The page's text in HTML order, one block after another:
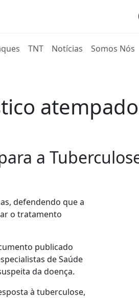
TNT Notícias Somos Nós
a
defendendo que a
o tratamento
publicado
de Saúde
da doença.
à tuberculose,